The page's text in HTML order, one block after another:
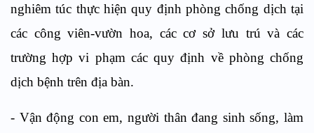
nghiêm túc thực hiện quy định phòng chống dịch tại
các công viên-vườn hoa, các cơ sở lưu trú và các
trường hợp vi phạm các quy định về phòng chống
dịch bệnh trên địa bàn.
- Vận động con em, người thân đang sinh sống, làm